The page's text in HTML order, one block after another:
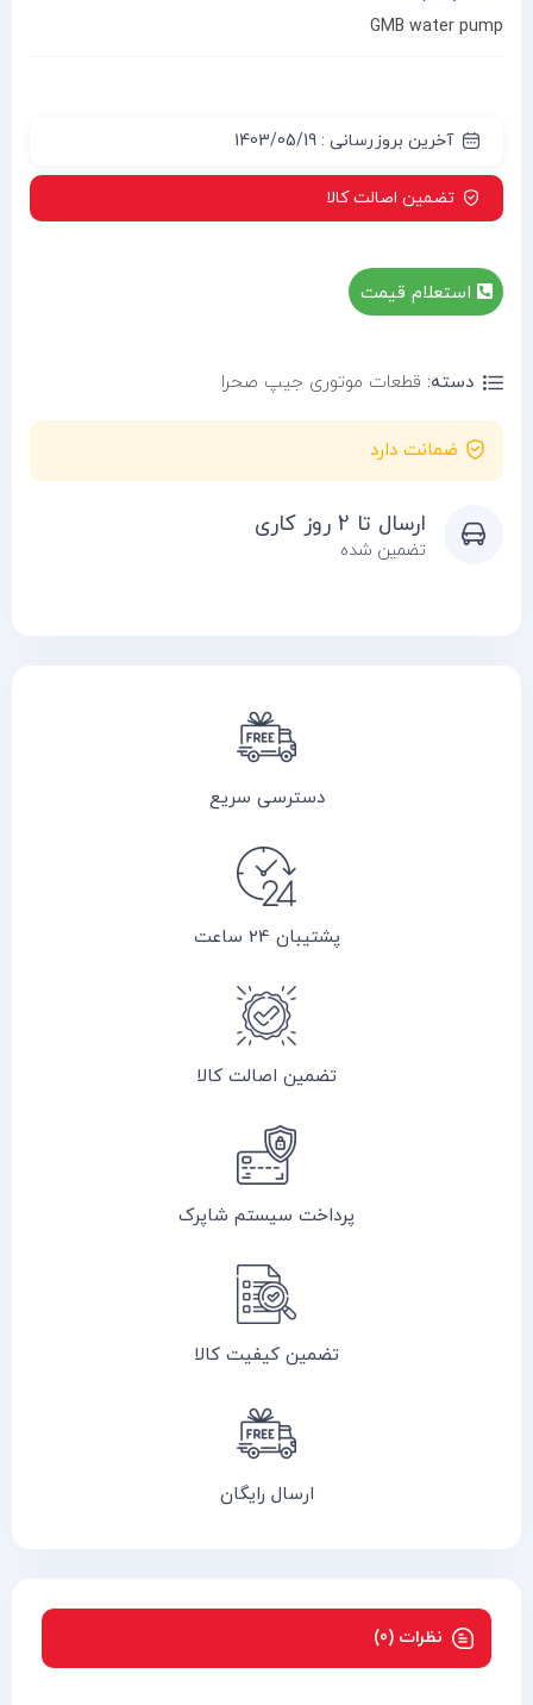
GMB water pump
آخرین بروزرسانی : 1403/05/19
تضمین اصالت کالا
استعلام قیمت
دسته: قطعات موتوری جیپ صحرا
ضمانت دارد
ارسال تا 2 روز کاری
تضمین شده
دسترسی سریع
پشتیبان 24 ساعت
تضمین اصالت کالا
پرداخت سیستم شاپرک
تضمین کیفیت کالا
ارسال رایگان
نظرات (0)